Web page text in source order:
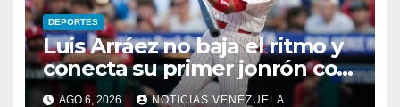
DEPORTES
Luis Arráez no baja el ritmo y
conecta su primer jonrón con
los Filis
AGO 6, 2026 NOTICIAS VENEZUELA